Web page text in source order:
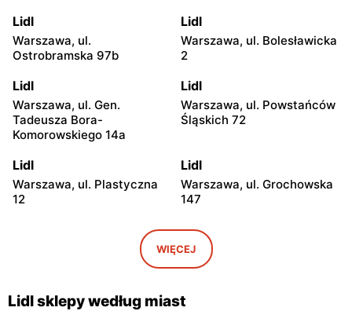
Lidl
Warszawa, ul.
Ostrobramska 97b
Lidl
Warszawa, ul. Bolesławicka
2
Lidl
Warszawa, ul. Gen.
Tadeusza Bora-
Komorowskiego 14a
Lidl
Warszawa, ul. Powstańców
Śląskich 72
Lidl
Warszawa, ul. Plastyczna
12
Lidl
Warszawa, ul. Grochowska
147
Warszawa, ul. Josepha
Lidl
Warszawa, ul. Marii
Rodziewiczówny 1
Lidl
Warszawa, ul. Fort Służew 2
Lidl
WIĘCEJ
Lidl sklepy według miast